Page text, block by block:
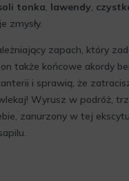
tonka, lawendy,
zmysły.
zapach, który
także końcowe akordy
i sprawią, że
Wyrusz w podróż,
zanurzony w tej